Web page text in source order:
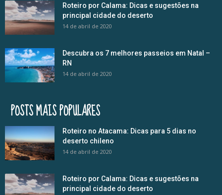
Roteiro por Calama: Dicas e sugestões na
principal cidade do deserto
14 de abril de 2020
Descubra os 7 melhores passeios em Natal –
RN
14 de abril de 2020
POSTS MAIS POPULARES
Roteiro no Atacama: Dicas para 5 dias no
deserto chileno
14 de abril de 2020
Roteiro por Calama: Dicas e sugestões na
principal cidade do deserto